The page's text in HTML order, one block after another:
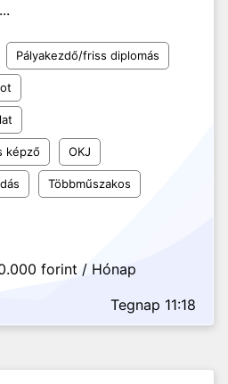
Pályakezdő/friss diplomás
képző OKJ
Többműszakos
forint / Hónap
Tegnap 11:18